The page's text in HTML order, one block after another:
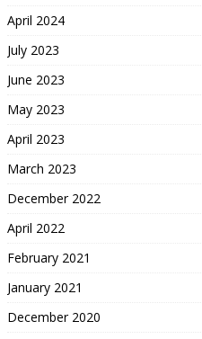
April 2024
July 2023
June 2023
May 2023
April 2023
March 2023
December 2022
April 2022
February 2021
January 2021
December 2020